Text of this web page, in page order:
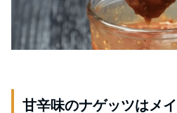
甘辛味のナゲッツはメ